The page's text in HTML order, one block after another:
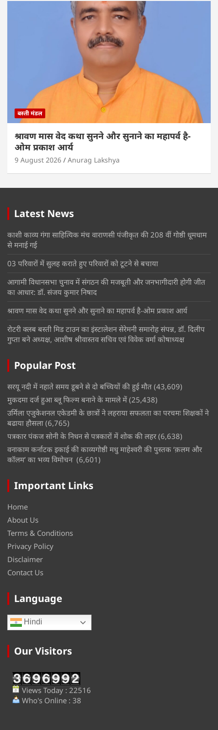
बस्ती मंडल
श्रावण मास वेद कथा सुनने और सुनाने का महापर्व है-
ओम प्रकाश आर्य
9 August 2026 Anurag Lakshya
Latest News
काशी काव्य गंगा साहित्यिक मंच वाराणसी पंजीकृत की 208 वीं गोष्ठी धूमधाम
से मनाई गई
03 परिवारों में सुलह कराते हुए परिवारों को टूटने से बचाया
आगामी विधानसभा चुनाव में संगठन की मजबूती और जनभागीदारी होगी जीत
का आधार: डॉ. संजय कुमार निषाद
श्रावण मास वेद कथा सुनने और सुनाने का महापर्व है-ओम प्रकाश आर्य
रोटरी क्लब बस्ती मिड टाउन का इंस्टालेशन सेरेमनी समारोह संपन्न, डॉ. दिलीप
गुप्ता बने अध्यक्ष, आशीष श्रीवास्तव सचिव एवं विवेक वर्मा कोषाध्यक्ष
Popular Post
सरयू नदी में नहाते समय डूबने से दो बच्चियों की हुई मौत (43,609)
मुकदमा दर्ज हुआ ब्लू फिल्म बनाने के मामले में (25,438)
उर्मिला एजुकेशनल एकेडमी के छात्रों ने लहराया सफलता का परचमः शिक्षकों ने
बढाया हौसला (6,765)
पत्रकार पंकज सोनी के निधन से पत्रकारों में शोक की लहर (6,638)
वनाकाम कर्नाटक इकाई की काव्यगोष्ठी मधु माहेश्वरी की पुस्तक ‘क़लम और
कॉलम’ का भव्य विमोचन (6,601)
Important Links
Home
About Us
Terms & Conditions
Privacy Policy
Disclaimer
Contact Us
Language
Hindi
Our Visitors
Views Today : 22516
Who's Online : 38